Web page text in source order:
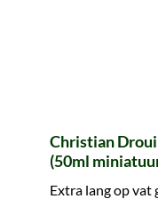
Christian
(50ml
Extra lang op vat